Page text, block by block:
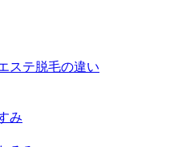
ステ脱毛の違い
み